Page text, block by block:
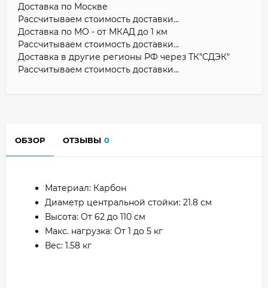
Доставка по Москве
Рассчитываем стоимость доставки...
Доставка по МО - от МКАД до 1 км
Рассчитываем стоимость доставки...
Доставка в другие регионы РФ через ТК"СДЭК"
Рассчитываем стоимость доставки...
ОБЗОР ОТЗЫВЫ 0
Материал: Карбон
Диаметр центральной стойки: 21.8 см
Высота: От 62 до 110 см
Макс. нагрузка: От 1 до 5 кг
Вес: 1.58 кг